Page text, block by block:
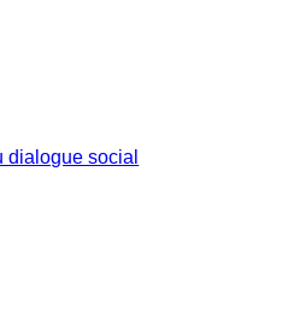
dialogue social